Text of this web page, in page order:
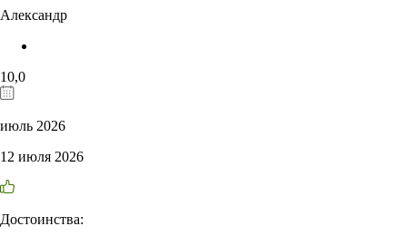
Александр
10,0
июль 2026
12 июля 2026
Достоинства: